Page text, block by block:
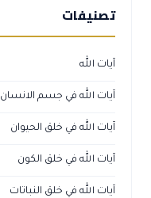
تصنيفات
آيات الله
آيات الله في جسم الانسان
آيات الله في خلق الحيوان
آيات الله في خلق الكون
آيات الله في خلق النباتات